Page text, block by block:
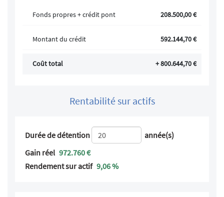
Fonds propres + crédit pont 208.500,00 €
Montant du crédit 592.144,70 €
Coût total + 800.644,70 €
Rentabilité sur actifs
Durée de détention
année(s)
Gain réel 972.760 €
Rendement sur actif 9,06 %